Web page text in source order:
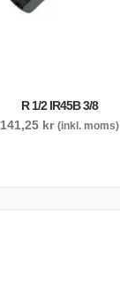
R 1/2 IR45B 3/8
141,25 kr (inkl. moms)